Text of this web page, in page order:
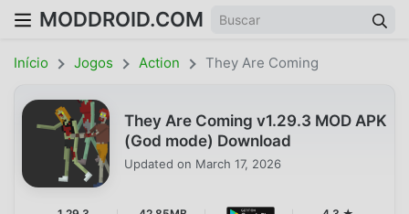
MODDROID.COM
Início Jogos Action They Are Coming
They Are Coming v1.29.3 MOD APK
(God mode) Download
Updated on March 17, 2026